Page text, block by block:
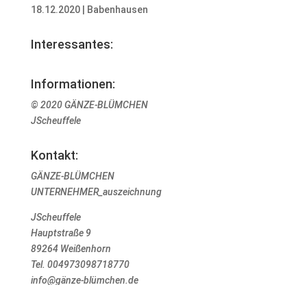
18.12.2020 | Babenhausen
Interessantes:
Informationen:
© 2020 GÄNZE-BLÜMCHEN
JScheuffele
Kontakt:
GÄNZE-BLÜMCHEN
UNTERNEHMER_auszeichnung
JScheuffele
Hauptstraße 9
89264 Weißenhorn
Tel. 004973098718770
info@gänze-blümchen.de